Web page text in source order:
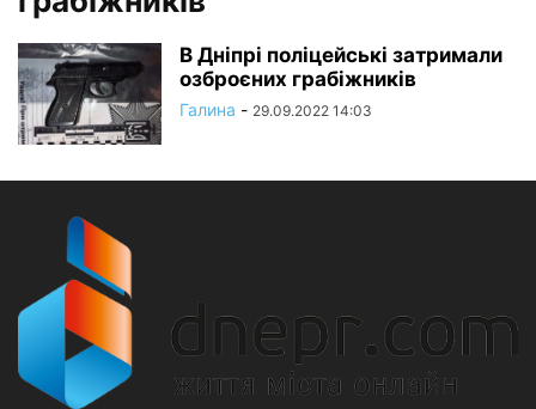
В Дніпрі поліцейські затримали
озброєних грабіжників
Галина - 29.09.2022 14:03